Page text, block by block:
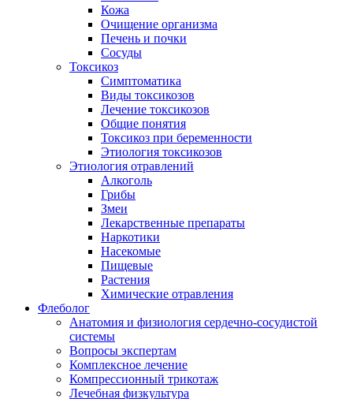
Кожа
Очищение организма
Печень и почки
Сосуды
Токсикоз
Cимптоматика
Виды токсикозов
Лечение токсикозов
Общие понятия
Токсикоз при беременности
Этиология токсикозов
Этиология отравлений
Алкоголь
Грибы
Змеи
Лекарственные препараты
Наркотики
Насекомые
Пищевые
Растения
Химические отравления
Флеболог
Анатомия и физиология сердечно-сосудистой
системы
Вопросы экспертам
Комплексное лечение
Компрессионный трикотаж
Лечебная физкультура